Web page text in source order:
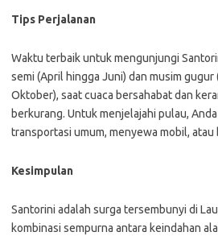
Tips Perjalanan
Waktu terbaik untuk mengunjungi
semi (April hingga Juni) dan musim
Oktober), saat cuaca bersahabat dan
berkurang. Untuk menjelajahi pulau,
transportasi umum, menyewa mobil, atau
Kesimpulan
Santorini adalah surga tersembunyi di
kombinasi sempurna antara keindahan